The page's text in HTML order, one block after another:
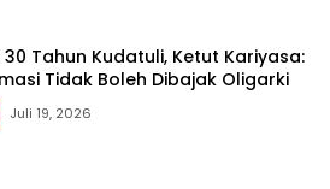
30 Tahun Kudatuli, Ketut Kariyasa:
Tidak Boleh Dibajak Oligarki
Juli 19, 2026